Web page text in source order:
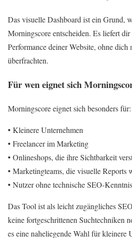
Das visuelle Dashboard ist ein Grund,
Morningscore entscheiden. Es liefert
Performance deiner Website, ohne
überfrachten.
Für wen eignet sich
Morningscore eignet sich besonders für:
• Kleinere Unternehmen
• Freelancer im Marketing
• Onlineshops, die ihre Sichtbarkeit
• Marketingteams, die visuelle Reports
• Nutzer ohne technische SEO-
Das Tool ist als leicht zugängliches
keine fortgeschrittenen Suchtechniken
es eine naheliegende Wahl für kleinere